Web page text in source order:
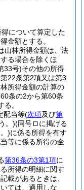
について算定した
金額とする。
山林所得金額は、法
る場合を除くほ
33号)その他の所得
22条第2項又は第3
所得金額の計算の
条の2から第60条
。
配当等(次項及び第
。)(同号ロに掲げる
)に係る所得を有す
等に係る所得の金
第36条の3第1項に
所得の明細に関す
載があるときは、
ては、適用しな